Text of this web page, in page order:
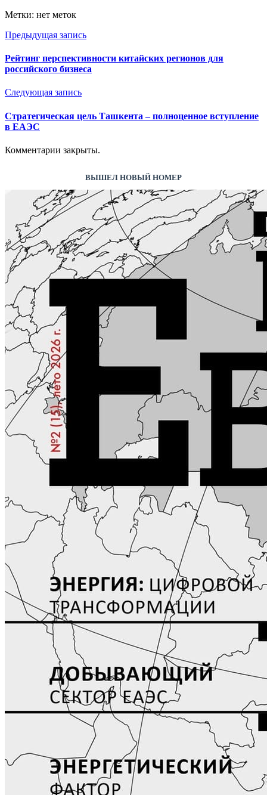
Метки: нет меток
Предыдущая запись
Рейтинг перспективности китайских регионов для
российского бизнеса
Следующая запись
Стратегическая цель Ташкента – полноценное вступление
в ЕАЭС
Комментарии закрыты.
ВЫШЕЛ НОВЫЙ НОМЕР